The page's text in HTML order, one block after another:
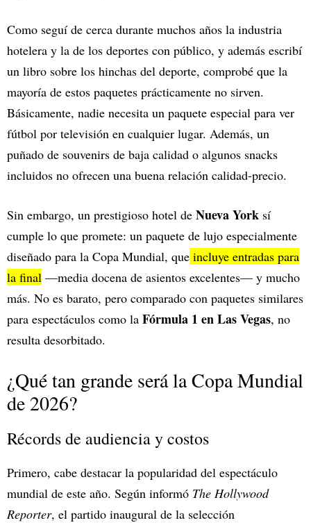
Como seguí de cerca durante muchos años la industria
hotelera y la de los deportes con público, y además escribí
un libro sobre los hinchas del deporte, comprobé que la
mayoría de estos paquetes prácticamente no sirven.
Básicamente, nadie necesita un paquete especial para ver
fútbol por televisión en cualquier lugar. Además, un
puñado de souvenirs de baja calidad o algunos snacks
incluidos no ofrecen una buena relación calidad-precio.
Sin embargo, un prestigioso hotel de Nueva York sí
cumple lo que promete: un paquete de lujo especialmente
diseñado para la Copa Mundial, que incluye entradas para
la final —media docena de asientos excelentes— y mucho
más. No es barato, pero comparado con paquetes similares
para espectáculos como la Fórmula 1 en Las Vegas, no
resulta desorbitado.
¿Qué tan grande será la Copa Mundial
de 2026?
Récords de audiencia y costos
Primero, cabe destacar la popularidad del espectáculo
mundial de este año. Según informó The Hollywood
Reporter, el partido inaugural de la selección